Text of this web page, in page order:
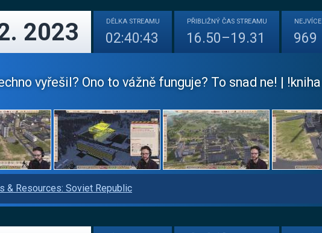
2023 DÉLKA STREAMU
02:40:43
PŘIBLIŽNÝ ČAS STREAMU
16.50–19.31
NEJVÍCE
969
vyřešil? Ono to vážně funguje? To snad ne! | !kniha
& Resources: Soviet Republic